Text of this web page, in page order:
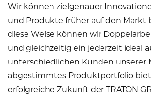
Wir können zielgenauer
und Produkte früher auf den Markt
diese Weise können wir
und gleichzeitig ein jederzeit ideal
unterschiedlichen Kunden unserer
abgestimmtes Produktportfolio
erfolgreiche Zukunft der TRATON